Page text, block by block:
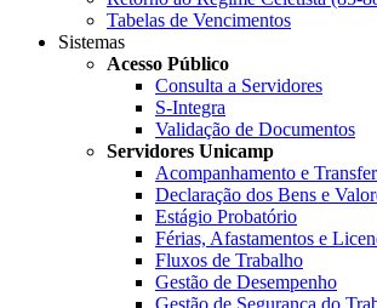
Tabelas de Vencimentos
Sistemas
Acesso Público
Consulta a Servidores
S-Integra
Validação de Documentos
Servidores Unicamp
Acompanhamento e
Declaração dos Bens e
Estágio Probatório
Férias, Afastamentos e
Fluxos de Trabalho
Gestão de Desempenho